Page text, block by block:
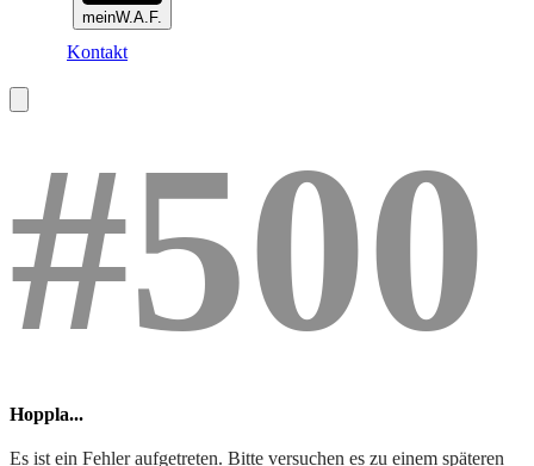
meinW.A.F.
Kontakt
#500
Hoppla...
Es ist ein Fehler aufgetreten. Bitte versuchen es zu einem späteren